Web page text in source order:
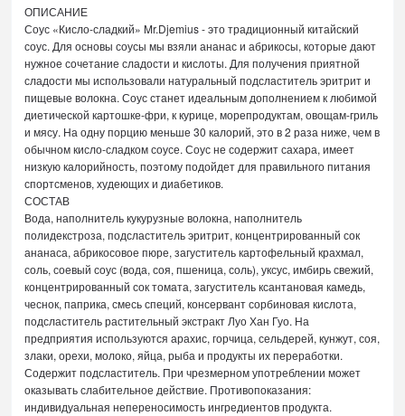
ОПИСАНИЕ
Соус «Кисло-сладкий» Mr.Djemius - это традиционный китайский
соус. Для основы соусы мы взяли ананас и абрикосы, которые дают
нужное сочетание сладости и кислоты. Для получения приятной
сладости мы использовали натуральный подсластитель эритрит и
пищевые волокна. Соус станет идеальным дополнением к любимой
диетической картошке-фри, к курице, морепродуктам, овощам-гриль
и мясу. На одну порцию меньше 30 калорий, это в 2 раза ниже, чем в
обычном кисло-сладком соусе. Соус не содержит сахара, имеет
низкую калорийность, поэтому подойдет для правильного питания
спортсменов, худеющих и диабетиков.
СОСТАВ
Вода, наполнитель кукурузные волокна, наполнитель
полидекстроза, подсластитель эритрит, концентрированный сок
ананаса, абрикосовое пюре, загуститель картофельный крахмал,
соль, соевый соус (вода, соя, пшеница, соль), уксус, имбирь свежий,
концентрированный сок томата, загуститель ксантановая камедь,
чеснок, паприка, смесь специй, консервант сорбиновая кислота,
подсластитель растительный экстракт Луо Хан Гуо. На
предприятия используются арахис, горчица, сельдерей, кунжут, соя,
злаки, орехи, молоко, яйца, рыба и продукты их переработки.
Содержит подсластитель. При чрезмерном употреблении может
оказывать слабительное действие. Противопоказания:
индивидуальная непереносимость ингредиентов продукта.